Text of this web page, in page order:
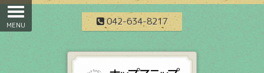
042-634-8217